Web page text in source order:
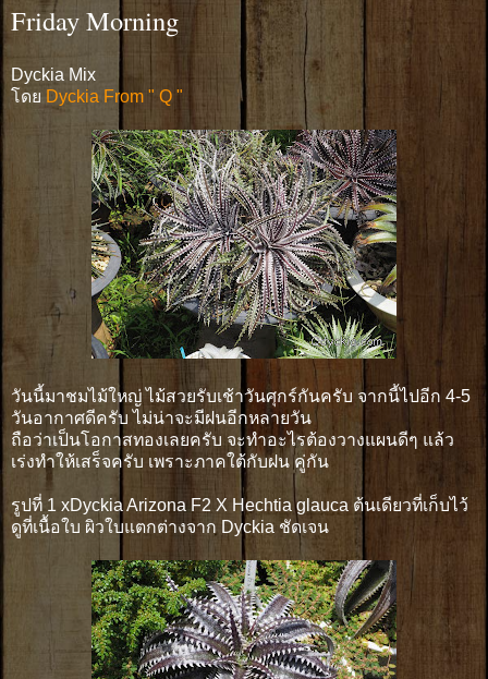
Friday Morning
Dyckia Mix
โดย Dyckia From " Q "
วันนี้มาชมไม้ใหญ่ ไม้สวยรับเช้าวันศุกร์กันครับ จากนี้ไปอีก 4-5
วันอากาศดีครับ ไม่น่าจะมีฝนอีกหลายวัน
ถือว่าเป็นโอกาสทองเลยครับ จะทำอะไรต้องวางแผนดีๆ แล้ว
เร่งทำให้เสร็จครับ เพราะภาคใต้กับฝน คู่กัน
รูปที่ 1 xDyckia Arizona F2 X Hechtia glauca ต้นเดียวที่เก็บไว้
ดูที่เนื้อใบ ผิวใบแตกต่างจาก Dyckia ชัดเจน